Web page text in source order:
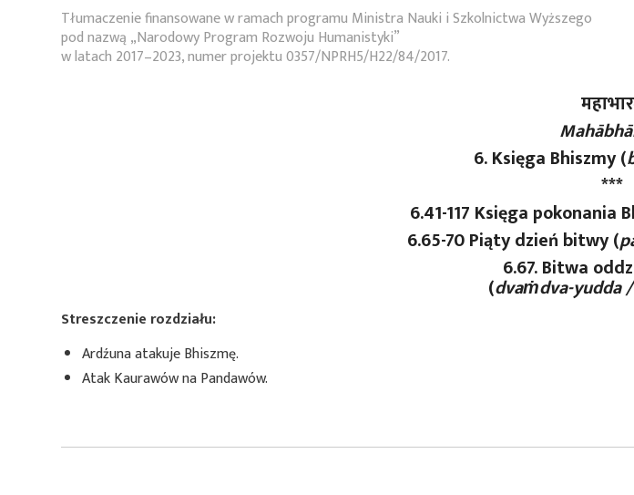
Tłumaczenie finansowane w ramach programu Ministra Nauki i Szkolnictwa Wyższego
pod nazwą „Narodowy Program Rozwoju Humanistyki”
w latach 2017–2023, numer projektu 0357/NPRH5/H22/84/2017.
6. Księga Bhiszmy (
***
6.41-117 Księga pokonania
6.65-70 Piąty dzień bitwy (
6.67. Bitwa
(dvaṁdva-yudda
Streszczenie rozdziału:
Ardźuna atakuje Bhiszmę.
Atak Kaurawów na Pandawów.